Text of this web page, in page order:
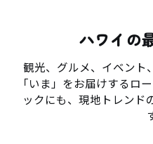
ハワイの
観光、グルメ、イベント
「いま」をお届けするロ
ックにも、現地トレンド